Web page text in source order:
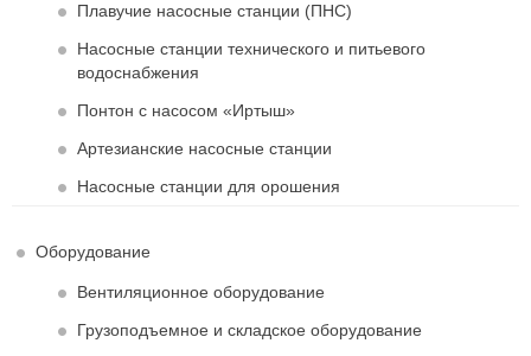
Плавучие насосные станции (ПНС)
Насосные станции технического и питьевого
водоснабжения
Понтон с насосом «Иртыш»
Артезианские насосные станции
Насосные станции для орошения
Оборудование
Вентиляционное оборудование
Грузоподъемное и складское оборудование